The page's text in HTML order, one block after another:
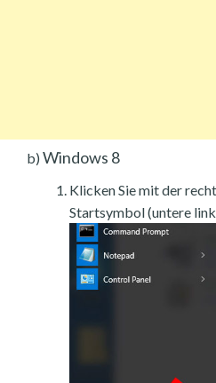
b) Windows 8
Klicken Sie mit der
Startsymbol (untere